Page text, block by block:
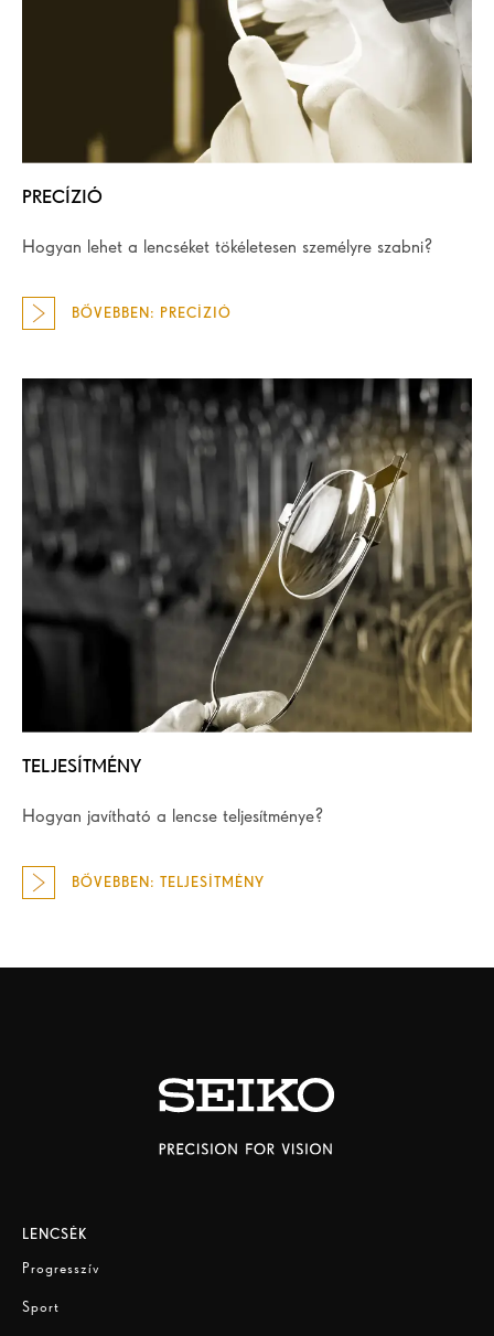
PRECÍZIÓ
Hogyan lehet a lencséket tökéletesen személyre szabni?
BŐVEBBEN: PRECÍZIÓ
TELJESÍTMÉNY
Hogyan javítható a lencse teljesítménye?
BŐVEBBEN: TELJESÍTMÉNY
LENCSÉK
Progresszív
Sport